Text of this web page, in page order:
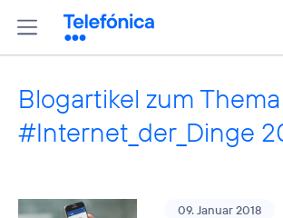
Blogartikel zum Thema
#Internet_der_Dinge
09. Januar 2018